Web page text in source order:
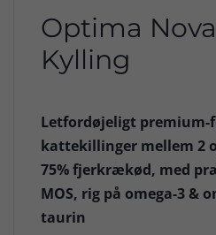
Optima
Kylling
Letfordøjeligt premium-
kattekillinger mellem 2
75% fjerkrækød, med
MOS, rig på omega-3 &
taurin